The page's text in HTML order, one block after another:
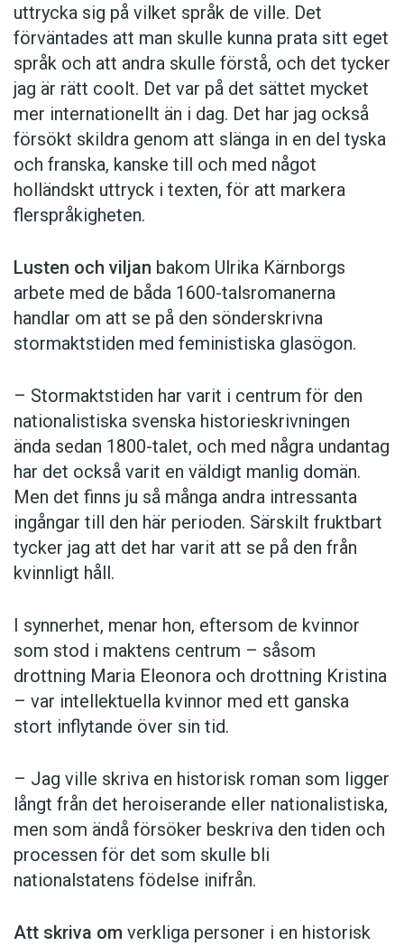
uttrycka sig på vilket språk de ville. Det
förväntades att man skulle kunna prata sitt eget
språk och att andra skulle förstå, och det tycker
jag är rätt coolt. Det var på det sättet mycket
mer internationellt än i dag. Det har jag också
försökt skildra genom att slänga in en del tyska
och franska, kanske till och med något
holländskt uttryck i texten, för att markera
flerspråkigheten.
Lusten och viljan bakom Ulrika Kärnborgs
arbete med de båda 1600-talsromanerna
handlar om att se på den sönderskrivna
stormaktstiden med feministiska glasögon.
– Stormaktstiden har varit i centrum för den
nationalistiska svenska historieskrivningen
ända sedan 1800-talet, och med några undantag
har det också varit en väldigt manlig domän.
Men det finns ju så många andra intressanta
ingångar till den här perioden. Särskilt fruktbart
tycker jag att det har varit att se på den från
kvinnligt håll.
I synnerhet, menar hon, eftersom de kvinnor
som stod i maktens centrum – såsom
drottning Maria Eleonora och drottning Kristina
– var intellektuella kvinnor med ett ganska
stort inflytande över sin tid.
– Jag ville skriva en historisk roman som ligger
långt från det heroiserande eller nationalistiska,
men som ändå försöker beskriva den tiden och
processen för det som skulle bli
nationalstatens födelse inifrån.
Att skriva om verkliga personer i en historisk